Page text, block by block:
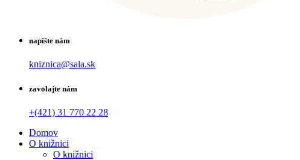
napíšte nám
kniznica@sala.sk
zavolajte nám
+(421) 31 770 22 28
Domov
O knižnici
O knižnici